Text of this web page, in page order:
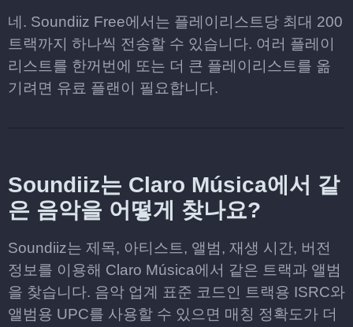
네. Soundiiz Free에서는 플레이리스트당 최대 200
트랙까지 하나씩 전송할 수 있습니다. 여러 플레이
리스트를 한꺼번에 또는 더 큰 플레이리스트를 옮
기려면 유료 플랜이 필요합니다.
Soundiiz는 Claro Música에서 같
은 음악을 어떻게 찾나요?
Soundiiz는 제목, 아티스트, 앨범, 재생 시간, 버전
정보를 이용해 Claro Música에서 같은 트랙과 앨범
을 찾습니다. 음악 업계 표준 코드인 트랙용 ISRC와
앨범용 UPC를 사용할 수 있으면 매칭 정확도가 더